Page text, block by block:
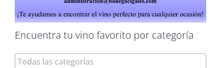
Encuentra tu vino favorito por categoría